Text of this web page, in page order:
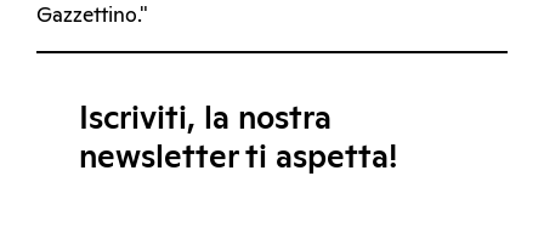
Gazzettino."
Iscriviti, la nostra
newsletter ti aspetta!